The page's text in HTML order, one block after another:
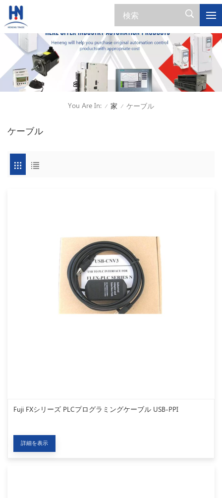
You Are In: / 家 / ケーブル
ケーブル
Fuji FXシリーズ PLCプログラミングケーブル USB-PPI
詳細を表示